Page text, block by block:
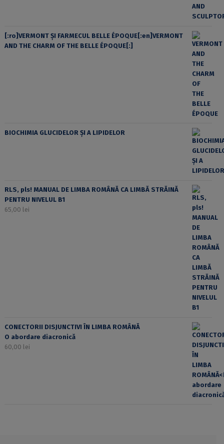
[:ro]VERMONT ȘI FARMECUL BELLE ÉPOQUE[:en]VERMONT
AND THE CHARM OF THE BELLE ÉPOQUE[:]
BIOCHIMIA GLUCIDELOR ȘI A LIPIDELOR
RLS, pls! MANUAL DE LIMBA ROMÂNĂ CA LIMBĂ STRĂINĂ
PENTRU NIVELUL B1
65,00 lei
CONECTORII DISJUNCTIVI ÎN LIMBA ROMÂNĂ
O abordare diacronică
60,00 lei